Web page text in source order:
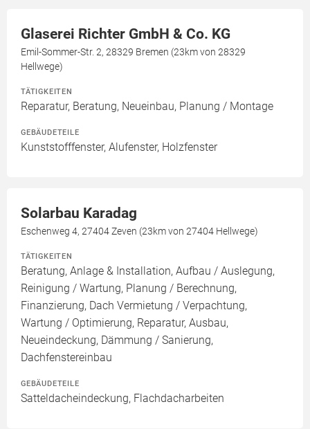
Glaserei Richter GmbH & Co. KG
Emil-Sommer-Str. 2, 28329 Bremen (23km von 28329
Hellwege)
TÄTIGKEITEN
Reparatur, Beratung, Neueinbau, Planung / Montage
GEBÄUDETEILE
Kunststofffenster, Alufenster, Holzfenster
Solarbau Karadag
Eschenweg 4, 27404 Zeven (23km von 27404 Hellwege)
TÄTIGKEITEN
Beratung, Anlage & Installation, Aufbau / Auslegung,
Reinigung / Wartung, Planung / Berechnung,
Finanzierung, Dach Vermietung / Verpachtung,
Wartung / Optimierung, Reparatur, Ausbau,
Neueindeckung, Dämmung / Sanierung,
Dachfenstereinbau
GEBÄUDETEILE
Satteldacheindeckung, Flachdacharbeiten